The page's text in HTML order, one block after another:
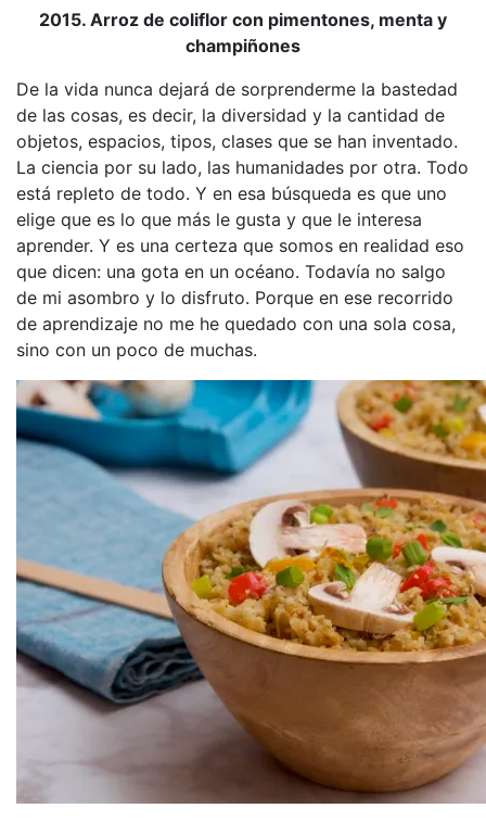
2015. Arroz de coliflor con pimentones, menta y
champiñones
De la vida nunca dejará de sorprenderme la bastedad
de las cosas, es decir, la diversidad y la cantidad de
objetos, espacios, tipos, clases que se han inventado.
La ciencia por su lado, las humanidades por otra. Todo
está repleto de todo. Y en esa búsqueda es que uno
elige que es lo que más le gusta y que le interesa
aprender. Y es una certeza que somos en realidad eso
que dicen: una gota en un océano. Todavía no salgo
de mi asombro y lo disfruto. Porque en ese recorrido
de aprendizaje no me he quedado con una sola cosa,
sino con un poco de muchas.